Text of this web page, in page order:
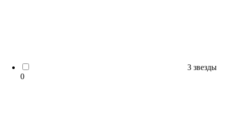
3 звезды
0